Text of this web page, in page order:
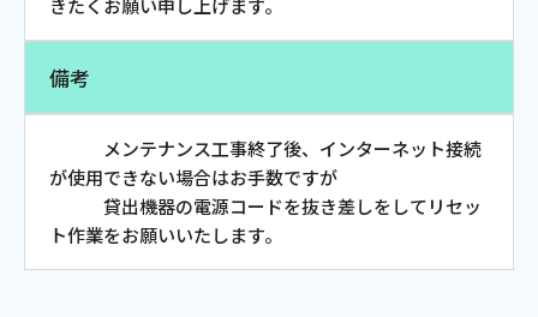
おトクなプラン
きたくお願い申し上げます。
備考
メンテナンス工事終了後、インターネット接続
が使用できない場合はお手数ですが
貸出機器の電源コードを抜き差しをしてリセッ
ト作業をお願いいたします。